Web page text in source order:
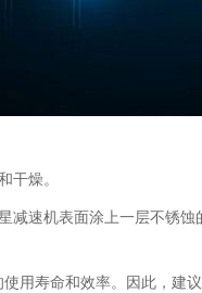
燥。
速机表面涂上一层不锈蚀
使用寿命和效率。因此，建